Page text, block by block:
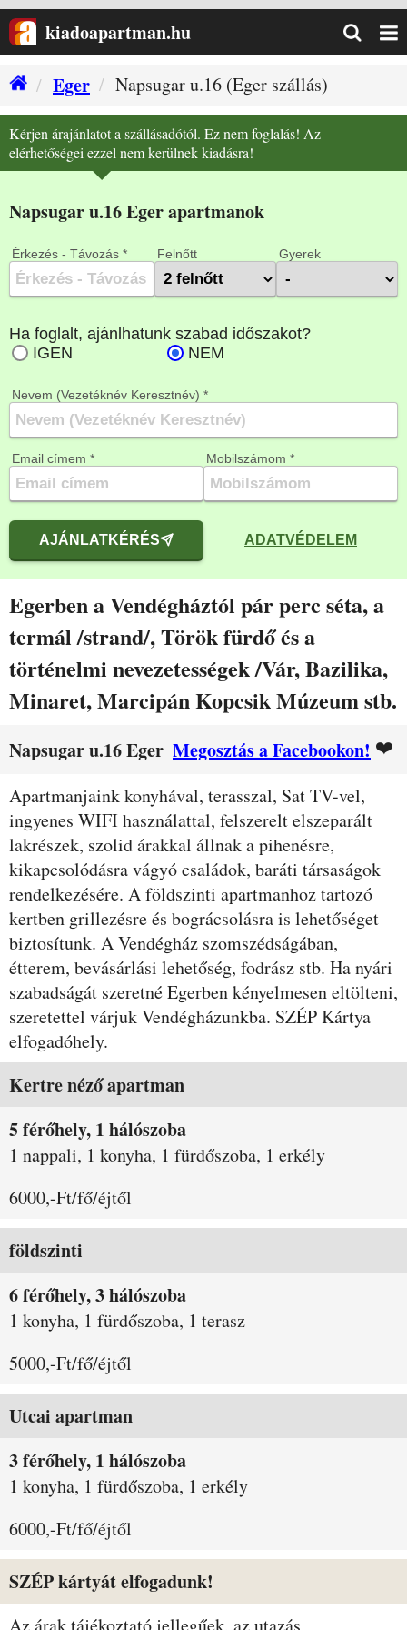
kiadoapartman.hu
Eger
Napsugar u.16 (Eger szállás)
Kérjen árajánlatot a szállásadótól. Ez nem foglalás! Az
elérhetőségei ezzel nem kerülnek kiadásra!
Napsugar u.16 Eger apartmanok
Érkezés - Távozás * Felnőtt Gyerek
Nevem (Vezetéknév Keresztnév) *
Email címem * Mobilszámom *
AJÁNLATKÉRÉS ADATVÉDELEM
Egerben a Vendégháztól pár perc séta, a
termál /strand/, Török fürdő és a
történelmi nevezetességek /Vár, Bazilika,
Minaret, Marcipán Kopcsik Múzeum stb.
Napsugar u.16 Eger Megosztás a Facebookon! ❤️
Leírás
Apartmanjaink konyhával, terasszal, Sat TV-vel,
ingyenes WIFI használattal, felszerelt elszeparált
lakrészek, szolid árakkal állnak a pihenésre,
kikapcsolódásra vágyó családok, baráti társaságok
rendelkezésére. A földszinti apartmanhoz tartozó
kertben grillezésre és bográcsolásra is lehetőséget
biztosítunk. A Vendégház szomszédságában,
étterem, bevásárlási lehetőség, fodrász stb. Ha nyári
szabadságát szeretné Egerben kényelmesen eltölteni,
szeretettel várjuk Vendégházunkba. SZÉP Kártya
elfogadóhely.
Szobák és árak
Kertre néző apartman
5 férőhely, 1 hálószoba
1 nappali, 1 konyha, 1 fürdőszoba, 1 erkély
6000,-Ft/fő/éjtől
földszinti
6 férőhely, 3 hálószoba
1 konyha, 1 fürdőszoba, 1 terasz
5000,-Ft/fő/éjtől
Utcai apartman
3 férőhely, 1 hálószoba
1 konyha, 1 fürdőszoba, 1 erkély
6000,-Ft/fő/éjtől
SZÉP kártyát elfogadunk!
Az árak tájékoztató jellegűek, az utazás